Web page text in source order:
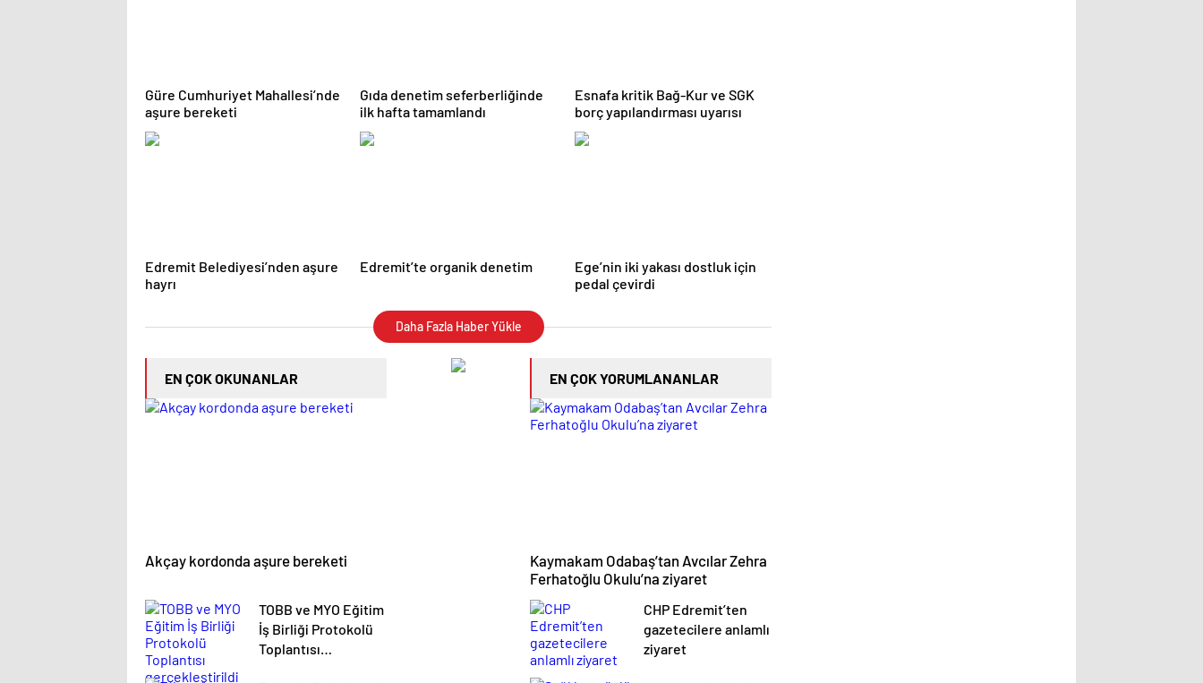
Güre Cumhuriyet Mahallesi’nde
aşure bereketi
Gıda denetim seferberliğinde
ilk hafta tamamlandı
Esnafa kritik Bağ-Kur ve SGK
borç yapılandırması uyarısı
Edremit Belediyesi’nden aşure
hayrı
Edremit’te organik denetim
Ege’nin iki yakası dostluk için
pedal çevirdi
Daha Fazla Haber Yükle
EN ÇOK OKUNANLAR
Akçay kordonda aşure bereketi
TOBB ve MYO Eğitim
İş Birliği Protokolü
Toplantısı
EN ÇOK YORUMLANANLAR
Kaymakam Odabaş’tan Avcılar Zehra
Ferhatoğlu Okulu’na ziyaret
CHP Edremit’ten
gazetecilere anlamlı
ziyaret